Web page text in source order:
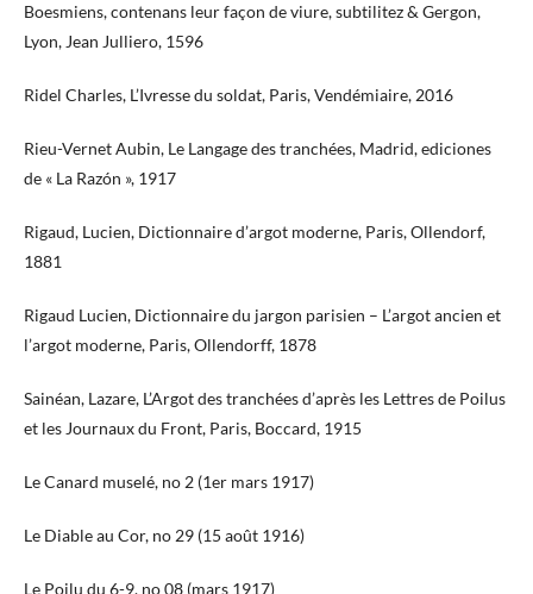
Boesmiens, contenans leur façon de viure, subtilitez & Gergon,
Lyon, Jean Julliero, 1596
Ridel Charles, L’Ivresse du soldat, Paris, Vendémiaire, 2016
Rieu-Vernet Aubin, Le Langage des tranchées, Madrid, ediciones
de « La Razón », 1917
Rigaud, Lucien, Dictionnaire d’argot moderne, Paris, Ollendorf,
1881
Rigaud Lucien, Dictionnaire du jargon parisien – L’argot ancien et
l’argot moderne, Paris, Ollendorff, 1878
Sainéan, Lazare, L’Argot des tranchées d’après les Lettres de Poilus
et les Journaux du Front, Paris, Boccard, 1915
Le Canard muselé, no 2 (1er mars 1917)
Le Diable au Cor, no 29 (15 août 1916)
Le Poilu du 6-9, no 08 (mars 1917)